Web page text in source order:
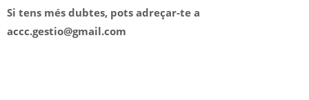
Si tens més dubtes, pots adreçar-te a
accc.gestio@gmail.com